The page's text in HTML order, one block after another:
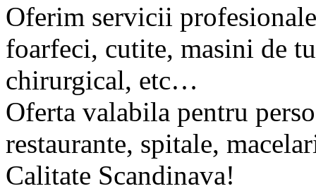
Oferim servicii
foarfeci, cutite, masini de
chirurgical, etc…
Oferta valabila pentru
restaurante, spitale,
Calitate Scandinava!